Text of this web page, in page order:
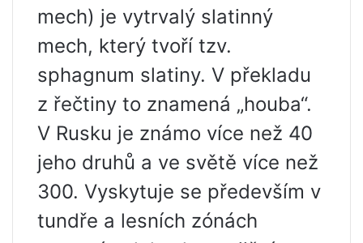
mech) je vytrvalý slatinný
mech, který tvoří tzv.
sphagnum slatiny. V překladu
z řečtiny to znamená „houba“.
V Rusku je známo více než 40
jeho druhů a ve světě více než
300. Vyskytuje se především v
tundře a lesních zónách